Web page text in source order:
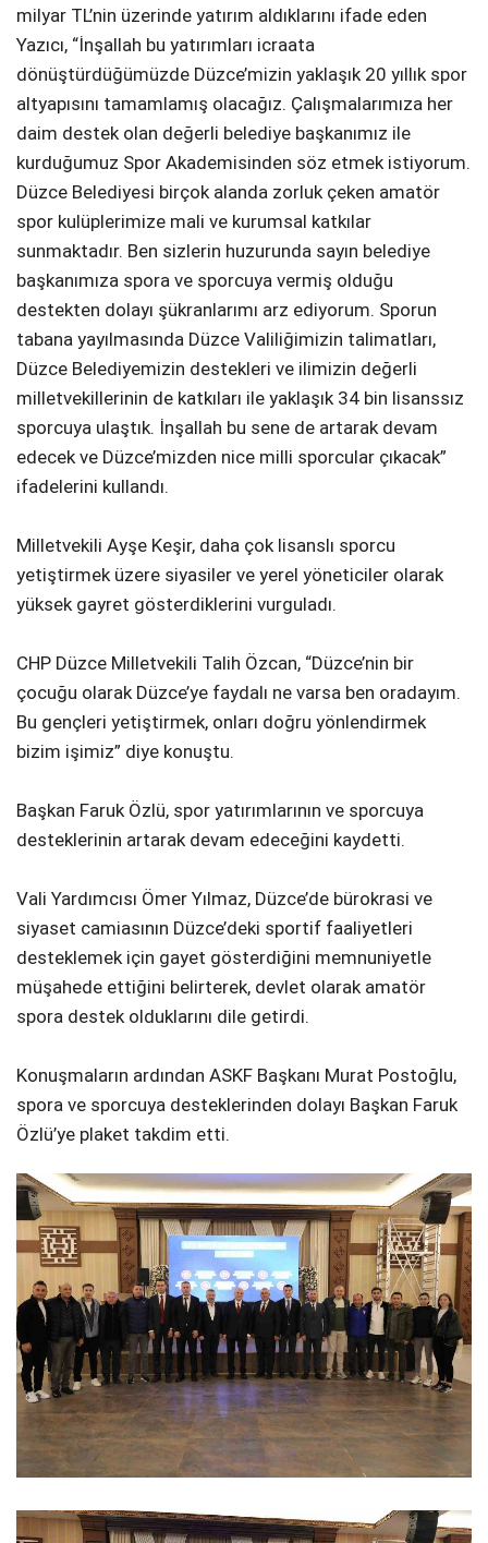
milyar TL’nin üzerinde yatırım aldıklarını ifade eden
Yazıcı, “İnşallah bu yatırımları icraata
dönüştürdüğümüzde Düzce’mizin yaklaşık 20 yıllık spor
altyapısını tamamlamış olacağız. Çalışmalarımıza her
daim destek olan değerli belediye başkanımız ile
kurduğumuz Spor Akademisinden söz etmek istiyorum.
Düzce Belediyesi birçok alanda zorluk çeken amatör
spor kulüplerimize mali ve kurumsal katkılar
sunmaktadır. Ben sizlerin huzurunda sayın belediye
başkanımıza spora ve sporcuya vermiş olduğu
destekten dolayı şükranlarımı arz ediyorum. Sporun
tabana yayılmasında Düzce Valiliğimizin talimatları,
Düzce Belediyemizin destekleri ve ilimizin değerli
milletvekillerinin de katkıları ile yaklaşık 34 bin lisanssız
sporcuya ulaştık. İnşallah bu sene de artarak devam
edecek ve Düzce’mizden nice milli sporcular çıkacak”
ifadelerini kullandı.
Milletvekili Ayşe Keşir, daha çok lisanslı sporcu
yetiştirmek üzere siyasiler ve yerel yöneticiler olarak
yüksek gayret gösterdiklerini vurguladı.
CHP Düzce Milletvekili Talih Özcan, “Düzce’nin bir
çocuğu olarak Düzce’ye faydalı ne varsa ben oradayım.
Bu gençleri yetiştirmek, onları doğru yönlendirmek
bizim işimiz” diye konuştu.
Başkan Faruk Özlü, spor yatırımlarının ve sporcuya
desteklerinin artarak devam edeceğini kaydetti.
Vali Yardımcısı Ömer Yılmaz, Düzce’de bürokrasi ve
siyaset camiasının Düzce’deki sportif faaliyetleri
desteklemek için gayet gösterdiğini memnuniyetle
müşahede ettiğini belirterek, devlet olarak amatör
spora destek olduklarını dile getirdi.
Konuşmaların ardından ASKF Başkanı Murat Postoğlu,
spora ve sporcuya desteklerinden dolayı Başkan Faruk
Özlü’ye plaket takdim etti.